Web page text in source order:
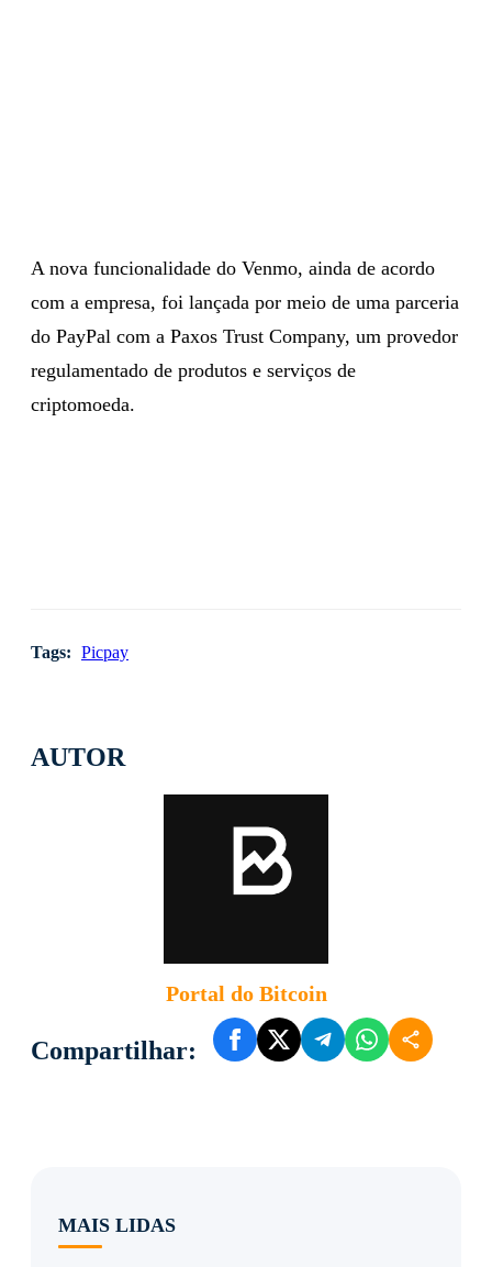
AUTOR
Portal do Bitcoin
Compartilhar:
A nova funcionalidade do Venmo, ainda de acordo
com a empresa, foi lançada por meio de uma parceria
do PayPal com a Paxos Trust Company, um provedor
regulamentado de produtos e serviços de
criptomoeda.
Tags: Picpay
MAIS LIDAS